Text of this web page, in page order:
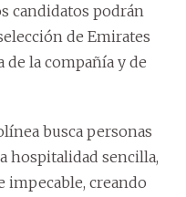
candidatos podrán
de Emirates
la compañía y de
busca personas
hospitalidad sencilla,
impecable, creando